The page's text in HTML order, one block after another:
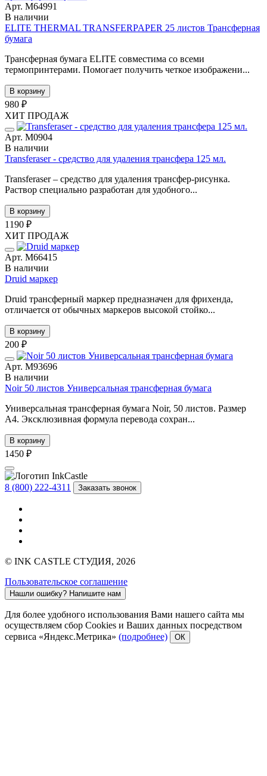
Арт. М64991
В наличии
ELITE THERMAL TRANSFERPAPER 25 листов Трансферная
бумага
Трансферная бумага ELITE совместима со всеми
термопринтерами. Помогает получить четкое изображени...
В корзину
980 ₽
ХИТ ПРОДАЖ
Арт. М0904
В наличии
Transferaser - средство для удаления трансфера 125 мл.
Transferaser – средство для удаления трансфер-рисунка.
Раствор специально разработан для удобного...
В корзину
1190 ₽
ХИТ ПРОДАЖ
Арт. М66415
В наличии
Druid маркер
Druid трансферный маркер предназначен для фрихенда,
отличается от обычных маркеров высокой стойко...
В корзину
200 ₽
Арт. М93696
В наличии
Noir 50 листов Универсальная трансферная бумага
Универсальная трансферная бумага Noir, 50 листов. Размер
А4. Эксклюзивная формула перевода сохран...
В корзину
1450 ₽
8 (800) 222-4311 Заказать звонок
© INK CASTLE СТУДИЯ, 2026
Пользовательское соглашение
Нашли ошибку? Напишите нам
Для более удобного использования Вами нашего сайта мы
осуществляем сбор Cookies и Ваших данных посредством
сервиса «Яндекс.Метрика» (подробнее) ОК